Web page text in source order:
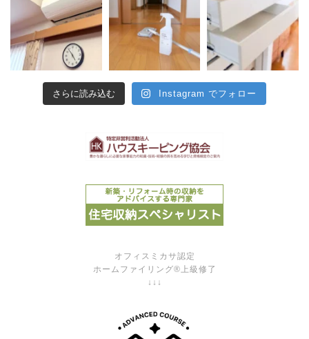
さらに読み込む Instagram でフォロー
オフィスミカサ認定
ホームファイリング®上級修了
↓↓↓